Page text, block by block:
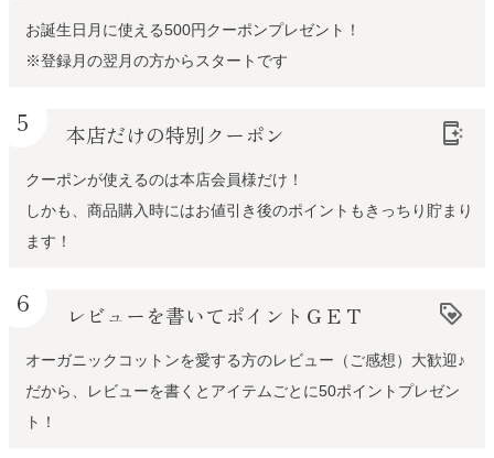
お誕生日月に使える500円クーポンプレゼント！
※登録月の翌月の方からスタートです
5 本店だけの特別クーポン app_shortcut
クーポンが使えるのは本店会員様だけ！
しかも、商品購入時にはお値引き後のポイントもきっちり貯まり
ます！
6 レビューを書いてポイントＧＥＴ loyalty
オーガニックコットンを愛する方のレビュー（ご感想）大歓迎♪
だから、レビューを書くとアイテムごとに50ポイントプレゼン
ト！